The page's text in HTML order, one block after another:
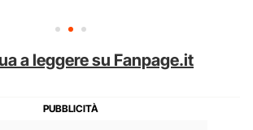
a leggere su Fanpage.it